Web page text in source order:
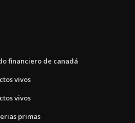
financiero de canadá
vivos
vivos
primas